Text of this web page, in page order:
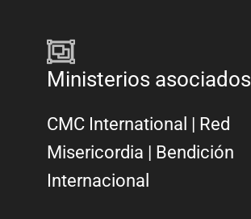
Ministerios asociados
CMC International | Red
Misericordia | Bendición
Internacional